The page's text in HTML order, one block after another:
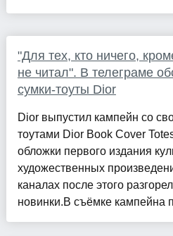
"Для тех, кто ничего,
не читал". В телеграме
сумки-тоуты Dior
Dior выпустил кампейн со
тоутами Dior Book Cover
обложки первого издания
художественных
каналах после этого
новинки.В съёмке кампейна